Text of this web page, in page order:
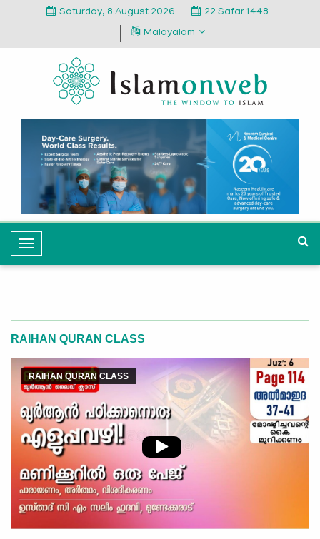
Saturday, 8 August 2026
22 Safar 1448
Malayalam
T
o
e
a
v
g
a
i
o
n
RAIHAN QURAN CLASS
RAIHAN QURAN CLASS